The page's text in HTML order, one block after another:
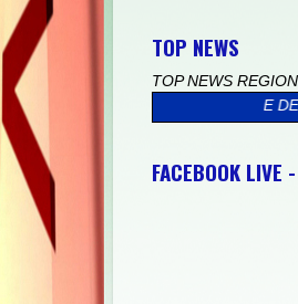
TOP NEWS
TOP NEWS
MARE DELLA RISERVA BORSACCHIO
FACEBOOK LIVE